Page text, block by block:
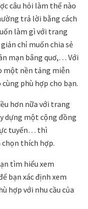
câu hỏi làm thể nào
trả lời bằng cách
làm gì với trang
chỉ muốn chia sẻ
mạn bâng quơ,… Với
một nền tảng miễn
phù hợp cho bạn.
hơn nữa với trang
dựng một cộng đồng
tuyến… thì
thích hợp.
tìm hiểu xem
bạn xác định xem
hợp với nhu cầu của